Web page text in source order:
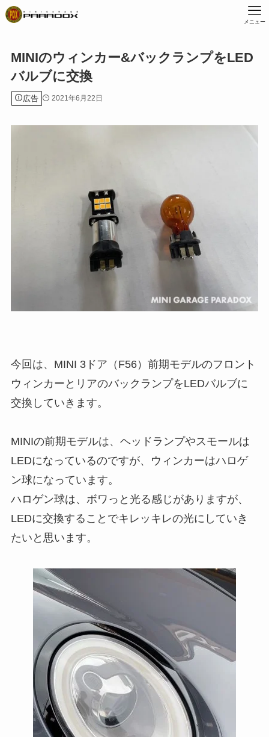
メニュー
MINIのウィンカー&バックランプをLED
バルブに交換
広告 2021年6月22日
今回は、MINI 3ドア（F56）前期モデルのフロント
ウィンカーとリアのバックランプをLEDバルブに
交換していきます。
MINIの前期モデルは、ヘッドランプやスモールは
LEDになっているのですが、ウィンカーはハロゲ
ン球になっています。
ハロゲン球は、ボワっと光る感じがありますが、
LEDに交換することでキレッキレの光にしていき
たいと思います。